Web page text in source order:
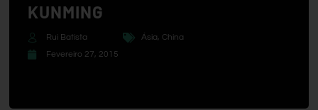
KUNMING
Rui Batista Ásia, China
Fevereiro 27, 2015